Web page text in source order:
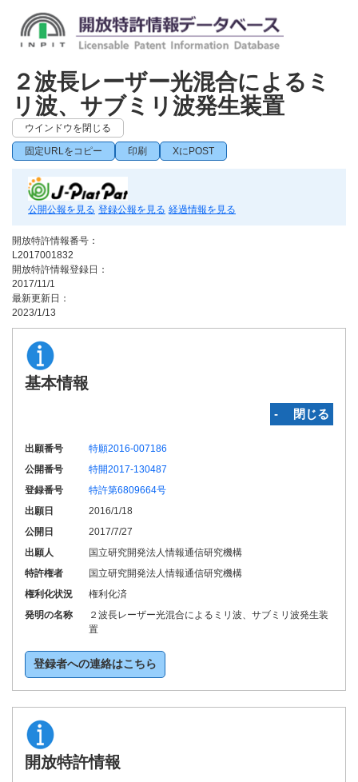
２波長レーザー光混合によるミ
リ波、サブミリ波発生装置
ウインドウを閉じる
固定URLをコピー 印刷 XにPOST
公開公報を見る 登録公報を見る 経過情報を見る
開放特許情報番号：
L2017001832
開放特許情報登録日：
2017/11/1
最新更新日：
2023/1/13
基本情報
‐ 閉じる
出願番号
特願2016-007186
公開番号
特開2017-130487
登録番号
特許第6809664号
出願日
2016/1/18
公開日
2017/7/27
出願人
国立研究開発法人情報通信研究機構
特許権者
国立研究開発法人情報通信研究機構
権利化状況
権利化済
発明の名称
２波長レーザー光混合によるミリ波、サブミリ波発生装
置
登録者への連絡はこちら
開放特許情報